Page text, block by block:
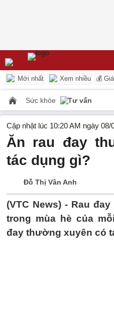
Mới nhất Xem nhiều 💰
Sức khỏe Tư vấn
Cập nhật lúc 10:20 AM ngày 08/
Ăn rau đay
tác dụng gì?
Đỗ Thị Vân Anh
(VTC News) - Rau
trong mùa hè của
đay thường xuyên có